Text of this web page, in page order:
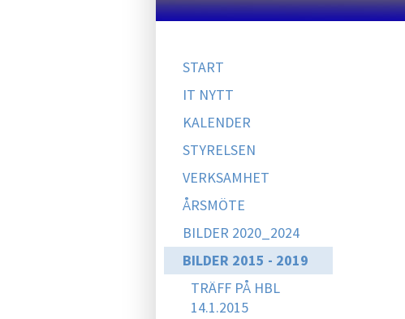
START
IT NYTT
KALENDER
STYRELSEN
VERKSAMHET
ÅRSMÖTE
BILDER 2020_2024
BILDER 2015 - 2019
TRÄFF PÅ HBL
14.1.2015